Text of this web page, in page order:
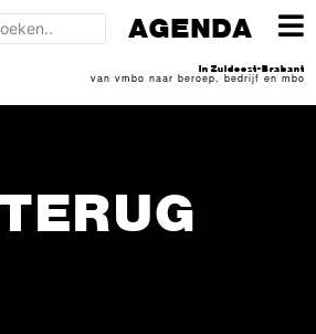
TERUG
AGENDA
In Zuidoost-Brabant
van vmbo naar beroep, bedrijf en mbo